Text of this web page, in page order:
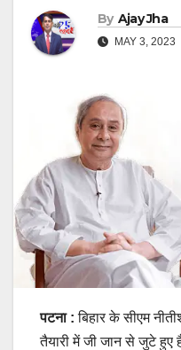
By Ajay Jha
MAY 3, 2023
पटना :बिहार के सीएम
तैयारी में जी जान से जुटे हुए